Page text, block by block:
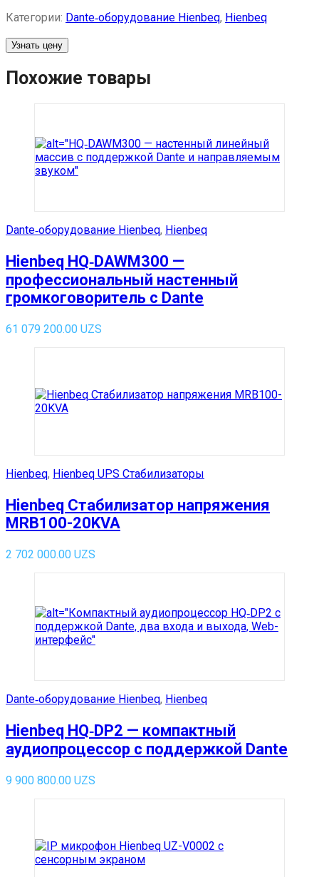
Категории: Dante‑оборудование Hienbeq, Hienbeq
Узнать цену
Похожие товары
Dante‑оборудование Hienbeq, Hienbeq
Hienbeq HQ‑DAWM300 —
профессиональный настенный
громкоговоритель с Dante
61 079 200.00 UZS
Hienbeq, Hienbeq UPS Стабилизаторы
Hienbeq Стабилизатор напряжения
MRB100-20KVA
2 702 000.00 UZS
Dante‑оборудование Hienbeq, Hienbeq
Hienbeq HQ‑DP2 — компактный
аудиопроцессор с поддержкой Dante
9 900 800.00 UZS